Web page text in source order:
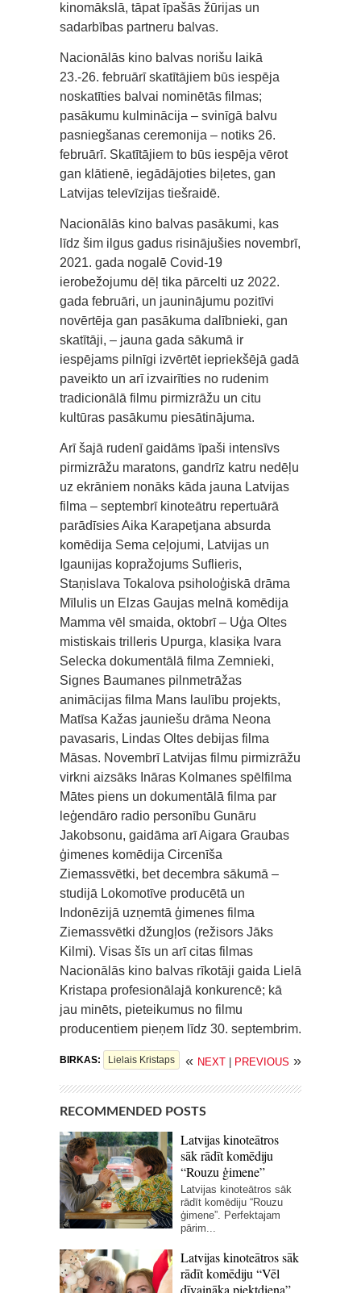
kinomākslā, tāpat īpašās žūrijas un
sadarbības partneru balvas.
Nacionālās kino balvas norišu laikā
23.-26. februārī skatītājiem būs iespēja
noskatīties balvai nominētās filmas;
pasākumu kulminācija – svinīgā balvu
pasniegšanas ceremonija – notiks 26.
februārī. Skatītājiem to būs iespēja vērot
gan klātienē, iegādājoties biļetes, gan
Latvijas televīzijas tiešraidē.
Nacionālās kino balvas pasākumi, kas
līdz šim ilgus gadus risinājušies novembrī,
2021. gada nogalē Covid-19
ierobežojumu dēļ tika pārcelti uz 2022.
gada februāri, un jauninājumu pozitīvi
novērtēja gan pasākuma dalībnieki, gan
skatītāji, – jauna gada sākumā ir
iespējams pilnīgi izvērtēt iepriekšējā gadā
paveikto un arī izvairīties no rudenim
tradicionālā filmu pirmizrāžu un citu
kultūras pasākumu piesātinājuma.
Arī šajā rudenī gaidāms īpaši intensīvs
pirmizrāžu maratons, gandrīz katru nedēļu
uz ekrāniem nonāks kāda jauna Latvijas
filma – septembrī kinoteātru repertuārā
parādīsies Aika Karapetjana absurda
komēdija Sema ceļojumi, Latvijas un
Igaunijas kopražojums Suflieris,
Staņislava Tokalova psiholoģiskā drāma
Mīlulis un Elzas Gaujas melnā komēdija
Mamma vēl smaida, oktobrī – Uģa Oltes
mistiskais trilleris Upurga, klasiķa Ivara
Selecka dokumentālā filma Zemnieki,
Signes Baumanes pilnmetrāžas
animācijas filma Mans laulību projekts,
Matīsa Kažas jauniešu drāma Neona
pavasaris, Lindas Oltes debijas filma
Māsas. Novembrī Latvijas filmu pirmizrāžu
virkni aizsāks Ināras Kolmanes spēlfilma
Mātes piens un dokumentālā filma par
leģendāro radio personību Gunāru
Jakobsonu, gaidāma arī Aigara Graubas
ģimenes komēdija Circenīša
Ziemassvētki, bet decembra sākumā –
studijā Lokomotīve producētā un
Indonēzijā uzņemtā ģimenes filma
Ziemassvētki džungļos (režisors Jāks
Kilmi). Visas šīs un arī citas filmas
Nacionālās kino balvas rīkotāji gaida Lielā
Kristapa profesionālajā konkurencē; kā
jau minēts, pieteikumus no filmu
producentiem pieņem līdz 30. septembrim.
BIRKAS: Lielais Kristaps « NEXT PREVIOUS »
RECOMMENDED POSTS
Latvijas kinoteātros
sāk rādīt komēdiju
“Rouzu ģimene”
Latvijas kinoteātros sāk
rādīt komēdiju “Rouzu
ģimene”. Perfektajam
pārim...
Latvijas kinoteātros sāk
rādīt komēdiju “Vēl
dīvaināka piektdiena”